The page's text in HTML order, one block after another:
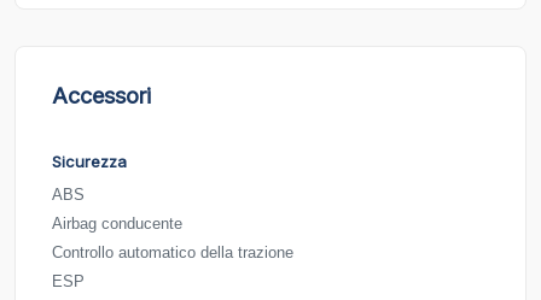
Accessori
Sicurezza
ABS
Airbag conducente
Controllo automatico della trazione
ESP